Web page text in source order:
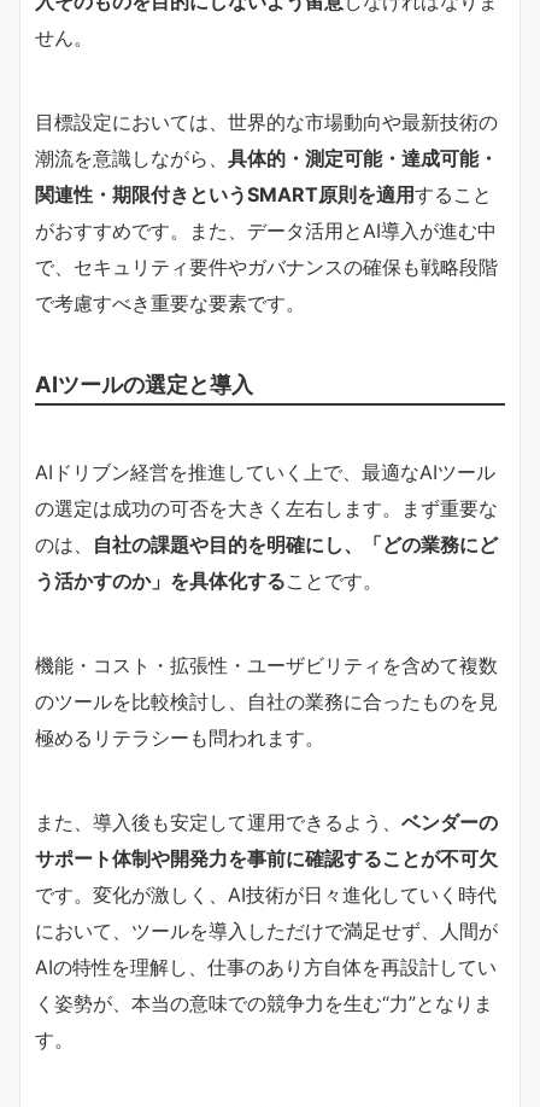
せん。
目標設定においては、世界的な市場動向や最新技術の
潮流を意識しながら、 具体的・測定可能・達成可能・
関連性・期限付きというSMART原則を適用すること
がおすすめです。また、データ活用とAI導入が進む中
で、セキュリティ要件やガバナンスの確保も戦略段階
で考慮すべき重要な要素です。
AIツールの選定と導入
AIドリブン経営を推進していく上で、最適なAIツール
の選定は成功の可否を大きく左右します。まず重要な
のは、 自社の課題や目的を明確にし、「どの業務にど
う活かすのか」を具体化することです。
機能・コスト・拡張性・ユーザビリティを含めて複数
のツールを比較検討し、自社の業務に合ったものを見
極めるリテラシーも問われます。
また、導入後も安定して運用できるよう、 ベンダーの
サポート体制や開発力を事前に確認することが不可欠
です。変化が激しく、AI技術が日々進化していく時代
において、ツールを導入しただけで満足せず、人間が
AIの特性を理解し、仕事のあり方自体を再設計してい
く姿勢が、本当の意味での競争力を生む“力”となりま
す。